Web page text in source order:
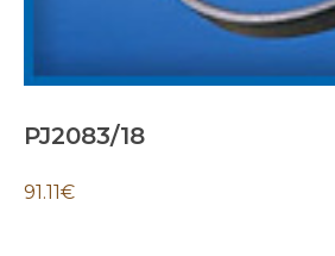
PJ2083/18
91.11€